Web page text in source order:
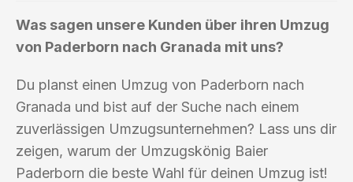
Was sagen unsere Kunden über ihren Umzug
von Paderborn nach Granada mit uns?
Du planst einen Umzug von Paderborn nach
Granada und bist auf der Suche nach einem
zuverlässigen Umzugsunternehmen? Lass uns dir
zeigen, warum der Umzugskönig Baier
Paderborn die beste Wahl für deinen Umzug ist!